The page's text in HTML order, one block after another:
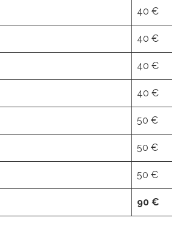
40 €
40 €
40 €
40 €
50 €
50 €
50 €
90 €